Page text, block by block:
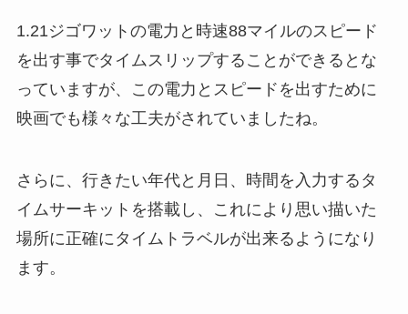
1.21ジゴワットの電力と時速88マイルのスピード
を出す事でタイムスリップすることができるとな
っていますが、この電力とスピードを出すために
映画でも様々な工夫がされていましたね。
さらに、行きたい年代と月日、時間を入力するタ
イムサーキットを搭載し、これにより思い描いた
場所に正確にタイムトラベルが出来るようになり
ます。